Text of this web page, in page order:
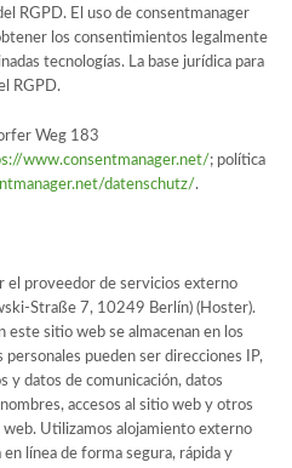
RGPD. El uso de consentmanager
los consentimientos legalmente
tecnologías. La base jurídica para
RGPD.
Weg 183
www.consentmanager.net/; política
datenschutz/.
el proveedor de servicios externo
Straße 7, 10249 Berlín) (Hoster).
este sitio web se almacenan en los
pueden ser direcciones IP,
y datos de comunicación, datos
accesos al sitio web y otros
Utilizamos alojamiento externo
línea de forma segura, rápida y